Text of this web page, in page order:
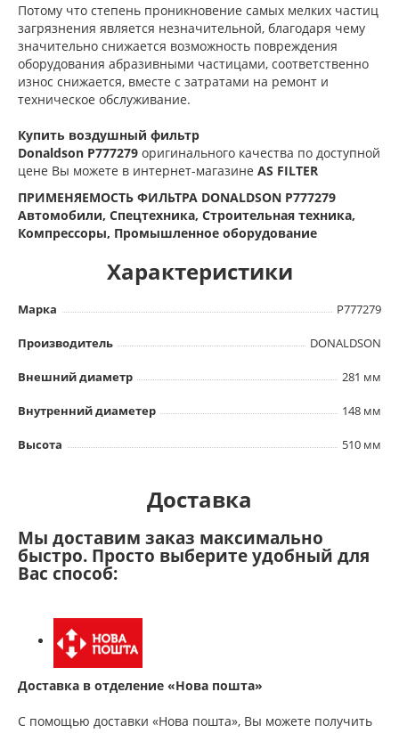
Потому что степень проникновение самых мелких частиц
загрязнения является незначительной, благодаря чему
значительно снижается возможность повреждения
оборудования абразивными частицами, соответственно
износ снижается, вместе с затратами на ремонт и
техническое обслуживание.
Купить воздушный фильтр
Donaldson P777279 оригинального качества по доступной
цене Вы можете в интернет-магазине AS FILTER
ПРИМЕНЯЕМОСТЬ ФИЛЬТРА DONALDSON P777279
Автомобили, Спецтехника, Строительная техника,
Компрессоры, Промышленное оборудование
Характеристики
Марка P777279
Производитель DONALDSON
Внешний диаметр 281 мм
Внутренний диаметер 148 мм
Высота 510 мм
Доставка
Мы доставим заказ максимально
быстро. Просто выберите удобный для
Вас способ:
Доставка в отделение «Нова пошта»
С помощью доставки «Нова пошта», Вы можете получить